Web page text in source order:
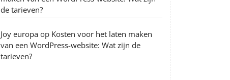
de tarieven?
Joy europa op Kosten voor het laten maken
van een WordPress-website: Wat zijn de
tarieven?